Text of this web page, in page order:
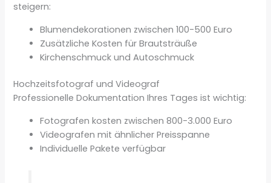
steigern:
Blumendekorationen zwischen 100-500 Euro
Zusätzliche Kosten für Brautsträuße
Kirchenschmuck und Autoschmuck
Hochzeitsfotograf und Videograf
Professionelle Dokumentation Ihres Tages ist wichtig:
Fotografen kosten zwischen 800-3.000 Euro
Videografen mit ähnlicher Preisspanne
Individuelle Pakete verfügbar